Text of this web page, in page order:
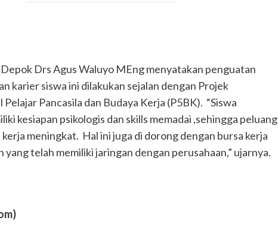
Depok Drs Agus Waluyo MEng menyatakan penguatan
karier siswa ini dilakukan sejalan dengan Projek
Pancasila dan Budaya Kerja (P5BK). “Siswa
kesiapan psikologis dan skills memadai ,sehingga peluang
meningkat. Hal ini juga di dorong dengan bursa kerja
yang telah memiliki jaringan dengan perusahaan,” ujarnya.